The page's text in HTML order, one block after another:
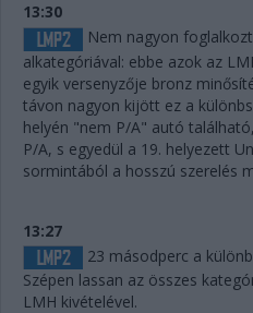
13:30
Nem nagyon
alkategóriával: ebbe azok az
egyik versenyzője bronz
távon nagyon kijött ez a
helyén "nem P/A" autó
P/A, s egyedül a 19. helyezett
sormintából a hosszú szerelés
13:27
23 másodperc a
Szépen lassan az összes
LMH kivételével.